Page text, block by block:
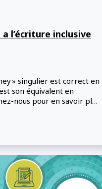
l’écriture inclusive
» singulier est correct en
son équivalent en
nous pour en savoir plus